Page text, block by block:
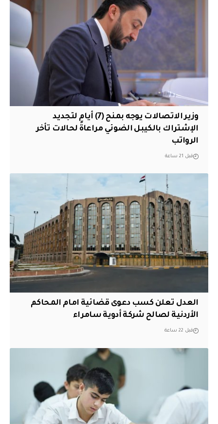
وزير الاتصالات يوجه بمنح (7) أيام لتجديد
الإشتراك بالكيبل الضوئي مراعاةً لحالات تأخر
الرواتب
قبل 21 ساعة
العدل تعلن كسب دعوى قضائية امام المحاكم
الأردنية لصالح شركة أدوية سامراء
قبل 22 ساعة